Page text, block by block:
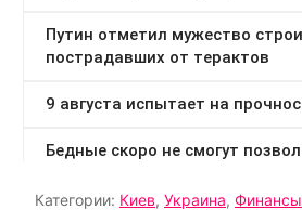
Категории: Киев, Украина, Финансы